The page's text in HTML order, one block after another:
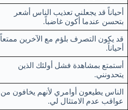
أحياناً قد يجعلني تعذيب الناس أشعر
بتحسن عندما أكون غاضباً.
قد يكون التصرف بلؤم مع الآخرين ممتعاً
أحياناً.
أستمتع بمشاهدة فشل أولئك الذين
يتحدونني.
الناس يطيعون أوامري لأنهم يخافون من
عواقب عدم الامتثال لي.